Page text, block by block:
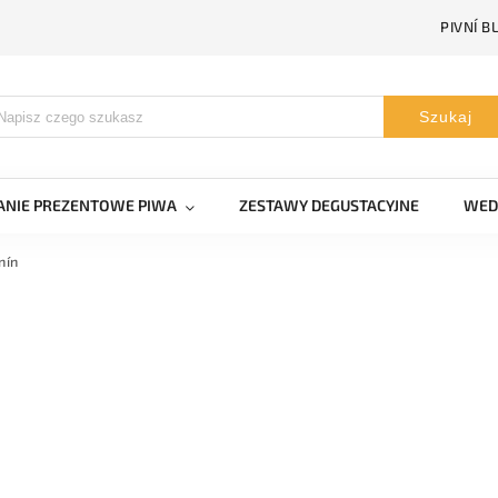
PIVNÍ
Szukaj
PREZENTOWE PIWA ZESTAWY DEGUSTACYJNE